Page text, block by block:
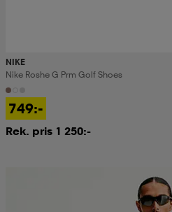
NIKE
Nike Roshe G Prm Golf Shoes
749:-
Rek. pris 1 250:-